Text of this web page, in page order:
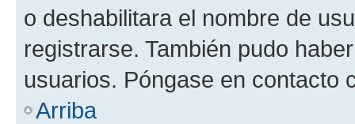
o deshabilitara el nombre de
registrarse. También pudo
usuarios. Póngase en contacto
Arriba